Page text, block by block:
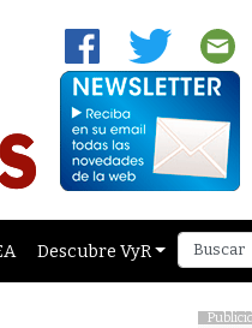
Descubre VyR